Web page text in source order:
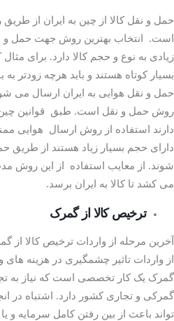
چینی
حمل و نقل کالا از چین به ایران از
است. انتخاب بهترین روش جهت حمل و
زیادی به نوع و حجم کالا دارد. برای
بسیار کوتاه هستند و باید هرچه زودتر
حمل و نقل هوایی به ایران ارسال می
روش حمل و نقل است. طبق قوانین چین
دارند استفاده از روش ارسال هوایی
دارای حجم بسیار زیاد هستند از طریق
شوند. از معایب استفاده از این روش
می کشد تا کالا به ایران برسد.
ترخیص کالا از گمرک
آخرین مرحله از واردات ترخیص کالا
از واردات تاثیر چشمگیری در هزینه های
گمرک یک کار تخصصی است که نیاز به
گمرکی و تجاری کشور دارد. اشتباه در
تواند باعث از بین رفتن کامل سرمایه و